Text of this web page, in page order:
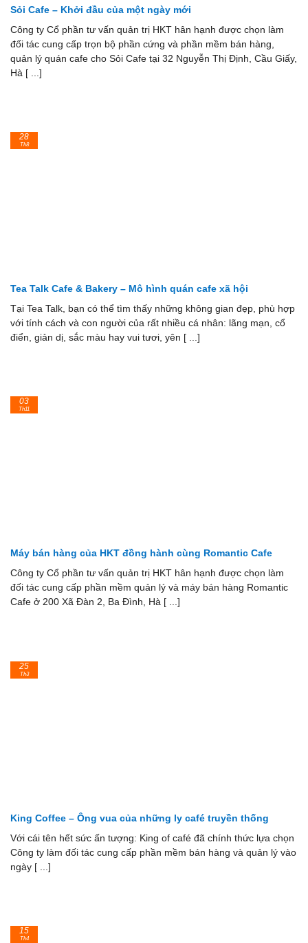
Sỏi Cafe – Khởi đầu của một ngày mới
Công ty Cổ phần tư vấn quản trị HKT hân hạnh được chọn làm
đối tác cung cấp trọn bộ phần cứng và phần mềm bán hàng,
quản lý quán cafe cho Sỏi Cafe tại 32 Nguyễn Thị Định, Cầu Giấy,
Hà [ ...]
Tea Talk Cafe & Bakery – Mô hình quán cafe xã hội
Tại Tea Talk, bạn có thể tìm thấy những không gian đẹp, phù hợp
với tính cách và con người của rất nhiều cá nhân: lãng mạn, cổ
điển, giản dị, sắc màu hay vui tươi, yên [ ...]
28
Th8
Máy bán hàng của HKT đồng hành cùng Romantic Cafe
Công ty Cổ phần tư vấn quản trị HKT hân hạnh được chọn làm
đối tác cung cấp phần mềm quản lý và máy bán hàng Romantic
Cafe ở 200 Xã Đàn 2, Ba Đình, Hà [ ...]
03
Th11
King Coffee – Ông vua của những ly café truyền thống
Với cái tên hết sức ấn tượng: King of café đã chính thức lựa chọn
Công ty làm đối tác cung cấp phần mềm bán hàng và quản lý vào
ngày [ ...]
25
Th3
15
Th4